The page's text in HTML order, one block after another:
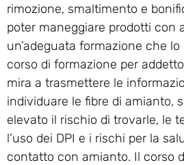
rimozione, smaltimento e
poter maneggiare prodotti con
un’adeguata formazione che
corso di formazione per
mira a trasmettere le
individuare le fibre di amianto,
elevato il rischio di trovarle, le
l’uso dei DPI e i rischi per la
contatto con amianto. Il corso